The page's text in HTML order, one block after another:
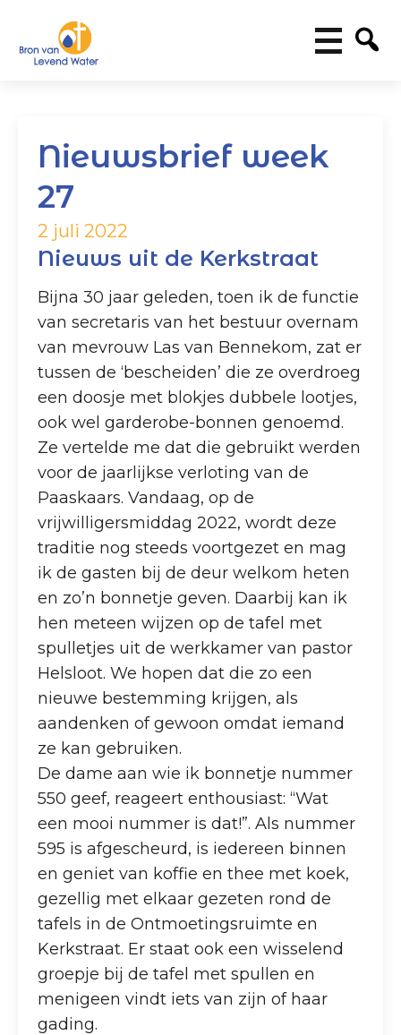
Nieuwsbrief week
27
2 juli 2022
Nieuws uit de Kerkstraat
Bijna 30 jaar geleden, toen ik de functie
van secretaris van het bestuur overnam
van mevrouw Las van Bennekom, zat er
tussen de ‘bescheiden’ die ze overdroeg
een doosje met blokjes dubbele lootjes,
ook wel garderobe-bonnen genoemd.
Ze vertelde me dat die gebruikt werden
voor de jaarlijkse verloting van de
Paaskaars. Vandaag, op de
vrijwilligersmiddag 2022, wordt deze
traditie nog steeds voortgezet en mag
ik de gasten bij de deur welkom heten
en zo’n bonnetje geven. Daarbij kan ik
hen meteen wijzen op de tafel met
spulletjes uit de werkkamer van pastor
Helsloot. We hopen dat die zo een
nieuwe bestemming krijgen, als
aandenken of gewoon omdat iemand
ze kan gebruiken.
De dame aan wie ik bonnetje nummer
550 geef, reageert enthousiast: “Wat
een mooi nummer is dat!”. Als nummer
595 is afgescheurd, is iedereen binnen
en geniet van koffie en thee met koek,
gezellig met elkaar gezeten rond de
tafels in de Ontmoetingsruimte en
Kerkstraat. Er staat ook een wisselend
groepje bij de tafel met spullen en
menigeen vindt iets van zijn of haar
gading.